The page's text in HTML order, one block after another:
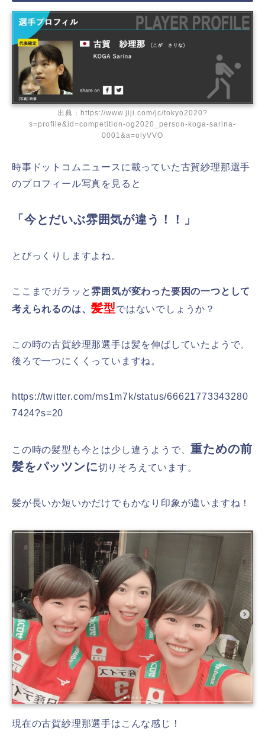
出典：https://www.jiji.com/jc/tokyo2020?
s=profile&id=competition-og2020_person-koga-sarina-
0001&a=olyVVO
時事ドットコムニュースに載っていた古賀紗理那選手
のプロフィール写真を見ると
「今とだいぶ雰囲気が違う！！」
とびっくりしますよね。
ここまでガラッと雰囲気が変わった要因の一つとして
考えられるのは、髪型ではないでしょうか？
この時の古賀紗理那選手は髪を伸ばしていたようで、
後ろで一つにくくっていますね。
https://twitter.com/ms1m7k/status/66621773343280
7424?s=20
この時の髪型も今とは少し違うようで、重ための前
髪をパッツンに切りそろえています。
髪が長いか短いかだけでもかなり印象が違いますね！
現在の古賀紗理那選手はこんな感じ！